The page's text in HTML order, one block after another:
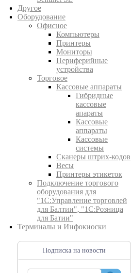
Другое
Оборудование
Офисное
Компьютеры
Принтеры
Мониторы
Периферийные
устройства
Торговое
Кассовые аппараты
Гибридные
кассовые
апараты
Кассовые
аппараты
Кассовые
системы
Сканеры штрих-кодов
Весы
Принтеры этикеток
Подключение торгового
оборудования для
"1С:Управление торговлей
для Балтии", "1С:Розница
для Батии"
Терминалы и Инфокиоски
Подписка на новости